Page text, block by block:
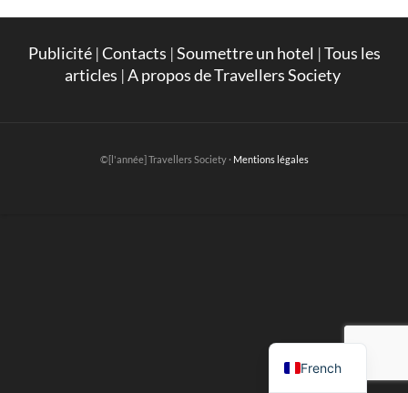
Publicité|Contacts |Soumettre un hotel |Tous les
articles |A propos de Travellers Society
©[l'année] Travellers Society · Mentions légales
French